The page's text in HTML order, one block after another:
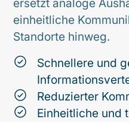
ersetzt analoge
einheitliche
Standorte hinweg.
Schnellere und
Reduzierter
Einheitliche und